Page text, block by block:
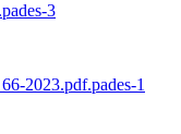
3
2023.pdf.pades-1